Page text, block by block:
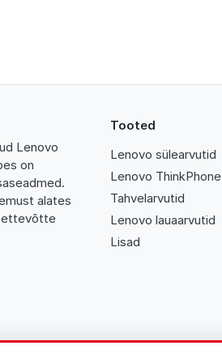
Lenovo
on
alates
ettevõtte
Tooted
Lenovo sülearvutid
Lenovo ThinkPhone
Tahvelarvutid
Lenovo lauaarvutid
Lisad